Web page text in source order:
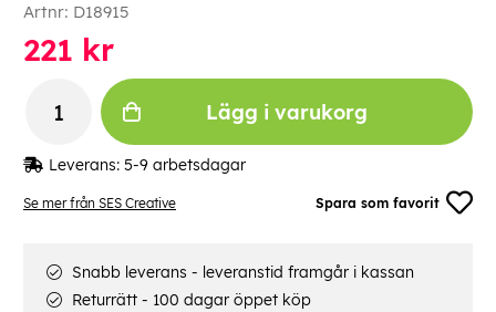
Se mer från SES Creative Spara som favorit
Artnr: D18915
221 kr
Lägg i varukorg
Leverans: 5-9 arbetsdagar
Snabb leverans - leveranstid framgår i kassan
Returrätt - 100 dagar öppet köp